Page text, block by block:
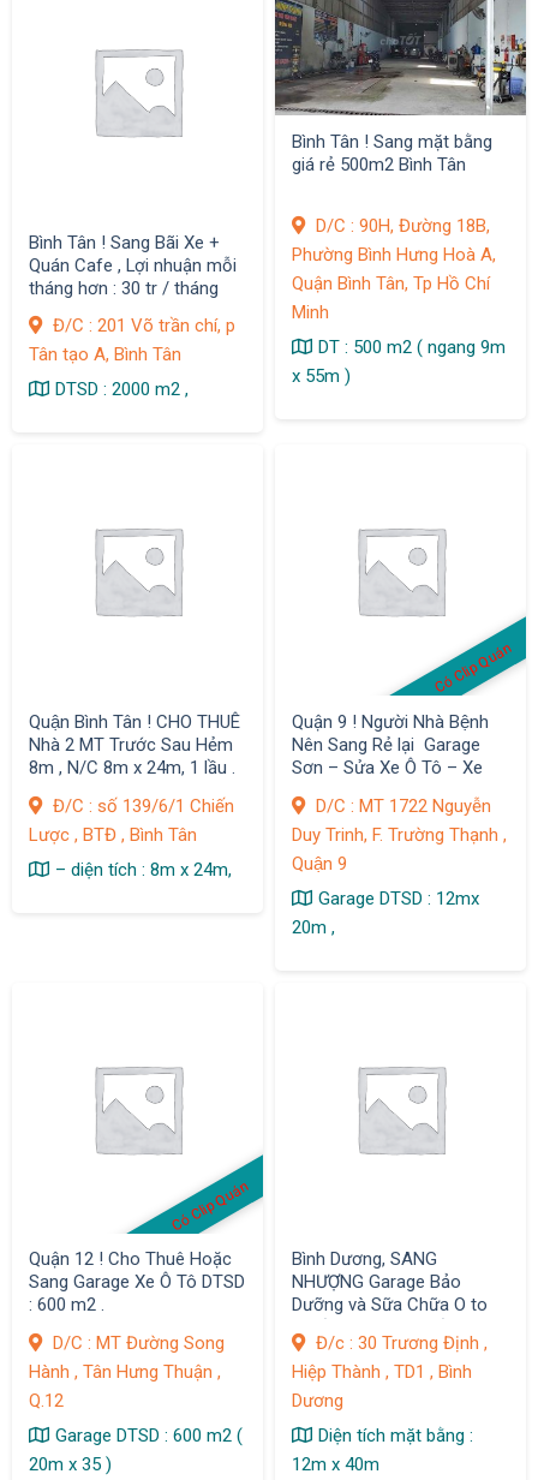
Bình Tân ! Sang Bãi Xe +
Quán Cafe , Lợi nhuận mỗi
tháng hơn : 30 tr / tháng
Đ/C : 201 Võ trần chí, p
Tân tạo A, Bình Tân
DTSD : 2000 m2 ,
Bình Tân ! Sang mặt bằng
giá rẻ 500m2 Bình Tân
D/C : 90H, Đường 18B,
Phường Bình Hưng Hoà A,
Quận Bình Tân, Tp Hồ Chí
Minh
DT : 500 m2 ( ngang 9m
x 55m )
Quận Bình Tân ! CHO THUÊ
Nhà 2 MT Trước Sau Hẻm
8m , N/C 8m x 24m, 1 lầu .
Đ/C : số 139/6/1 Chiến
Lược , BTĐ , Bình Tân
– diện tích : 8m x 24m,
Có Clip Quán
Quận 9 ! Người Nhà Bệnh
Nên Sang Rẻ lại Garage
Sơn – Sửa Xe Ô Tô – Xe
D/C : MT 1722 Nguyễn
Duy Trinh, F. Trường Thạnh ,
Quận 9
Garage DTSD : 12mx
20m ,
Có Clip Quán
Quận 12 ! Cho Thuê Hoặc
Sang Garage Xe Ô Tô DTSD
: 600 m2 .
D/C : MT Đường Song
Hành , Tân Hưng Thuận ,
Q.12
Garage DTSD : 600 m2 (
20m x 35 )
Bình Dương, SANG
NHƯỢNG Garage Bảo
Dưỡng và Sữa Chữa O to
Đ/c : 30 Trương Định ,
Hiệp Thành , TD1 , Bình
Dương
Diện tích mặt bằng :
12m x 40m